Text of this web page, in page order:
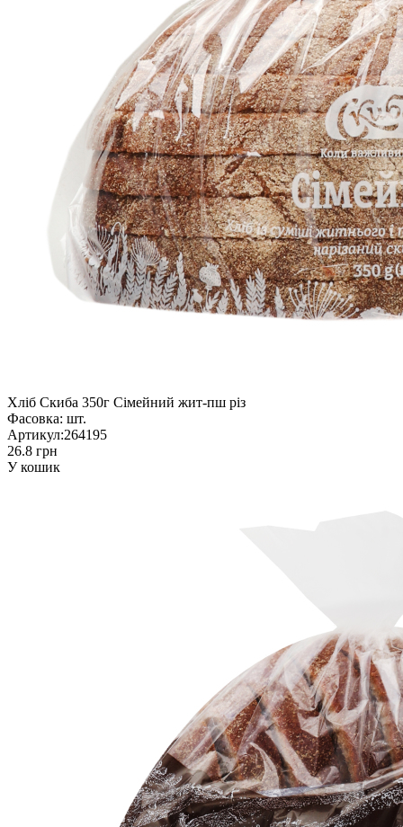
Хліб Скиба 350г Сімейний жит-пш різ
Фасовка: шт.
Артикул:264195
26.8 грн
У кошик